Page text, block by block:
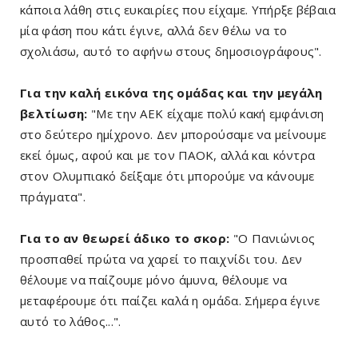
κάποια λάθη στις ευκαιρίες που είχαμε. Υπήρξε βέβαια
μία φάση που κάτι έγινε, αλλά δεν θέλω να το
σχολιάσω, αυτό το αφήνω στους δημοσιογράφους".
Για την καλή εικόνα της ομάδας και την μεγάλη
βελτίωση: "Με την ΑΕΚ είχαμε πολύ κακή εμφάνιση
στο δεύτερο ημίχρονο. Δεν μπορούσαμε να μείνουμε
εκεί όμως, αφού και με τον ΠΑΟΚ, αλλά και κόντρα
στον Ολυμπιακό δείξαμε ότι μπορούμε να κάνουμε
πράγματα".
Για το αν θεωρεί άδικο το σκορ: "Ο Πανιώνιος
προσπαθεί πρώτα να χαρεί το παιχνίδι του. Δεν
θέλουμε να παίζουμε μόνο άμυνα, θέλουμε να
μεταφέρουμε ότι παίζει καλά η ομάδα. Σήμερα έγινε
αυτό το λάθος...".